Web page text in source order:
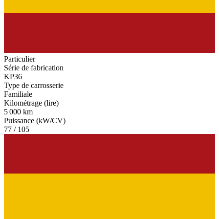
Particulier
Série de fabrication
KP36
Type de carrosserie
Familiale
Kilométrage (lire)
5 000 km
Puissance (kW/CV)
77 / 105